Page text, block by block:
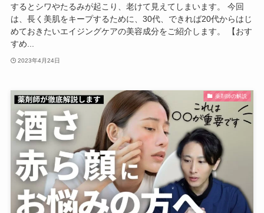
するとシワやたるみが起こり、老けて見えてしまいます。 今回
は、長く美肌をキープするために、30代、できれば20代からはじ
めておきたいエイジングケアの美容成分をご紹介します。 【おす
すめ...
2023年4月24日
薬剤師の解説